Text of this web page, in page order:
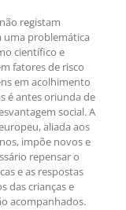
registam
uma problemática
científico e
fatores de risco
em acolhimento
é antes oriunda de
social. A
aliada aos
impõe novos e
repensar o
e as respostas
das crianças e
acompanhados.